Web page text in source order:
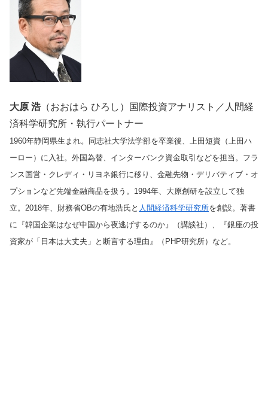
大原 浩（おおはら ひろし）国際投資アナリスト／人間経
済科学研究所・執行パートナー
1960年静岡県生まれ。同志社大学法学部を卒業後、上田短資（上田ハ
ーロー）に入社。外国為替、インターバンク資金取引などを担当。フラ
ンス国営・クレディ・リヨネ銀行に移り、金融先物・デリバティブ・オ
プションなど先端金融商品を扱う。1994年、大原創研を設立して独
立。2018年、財務省OBの有地浩氏と 人間経済科学研究所を創設。著書
に『韓国企業はなぜ中国から夜逃げするのか』（講談社）、『銀座の投
資家が「日本は大丈夫」と断言する理由』（PHP研究所）など。